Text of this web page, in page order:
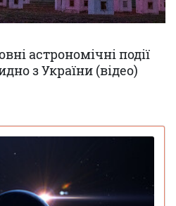
астрономічні події
з України (відео)